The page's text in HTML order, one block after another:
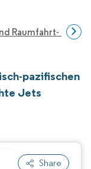
Raumfahrt- Und
pazifischen
Jets
Share